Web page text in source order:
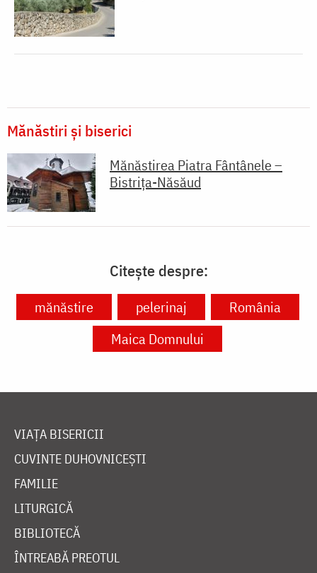
Mănăstiri și biserici
Mănăstirea Piatra Fântânele –
Bistrița-Năsăud
Citește despre:
mănăstire pelerinaj
România
Maica Domnului
VIAȚA BISERICII
CUVINTE DUHOVNICEȘTI
FAMILIE
LITURGICĂ
BIBLIOTECĂ
ÎNTREABĂ PREOTUL